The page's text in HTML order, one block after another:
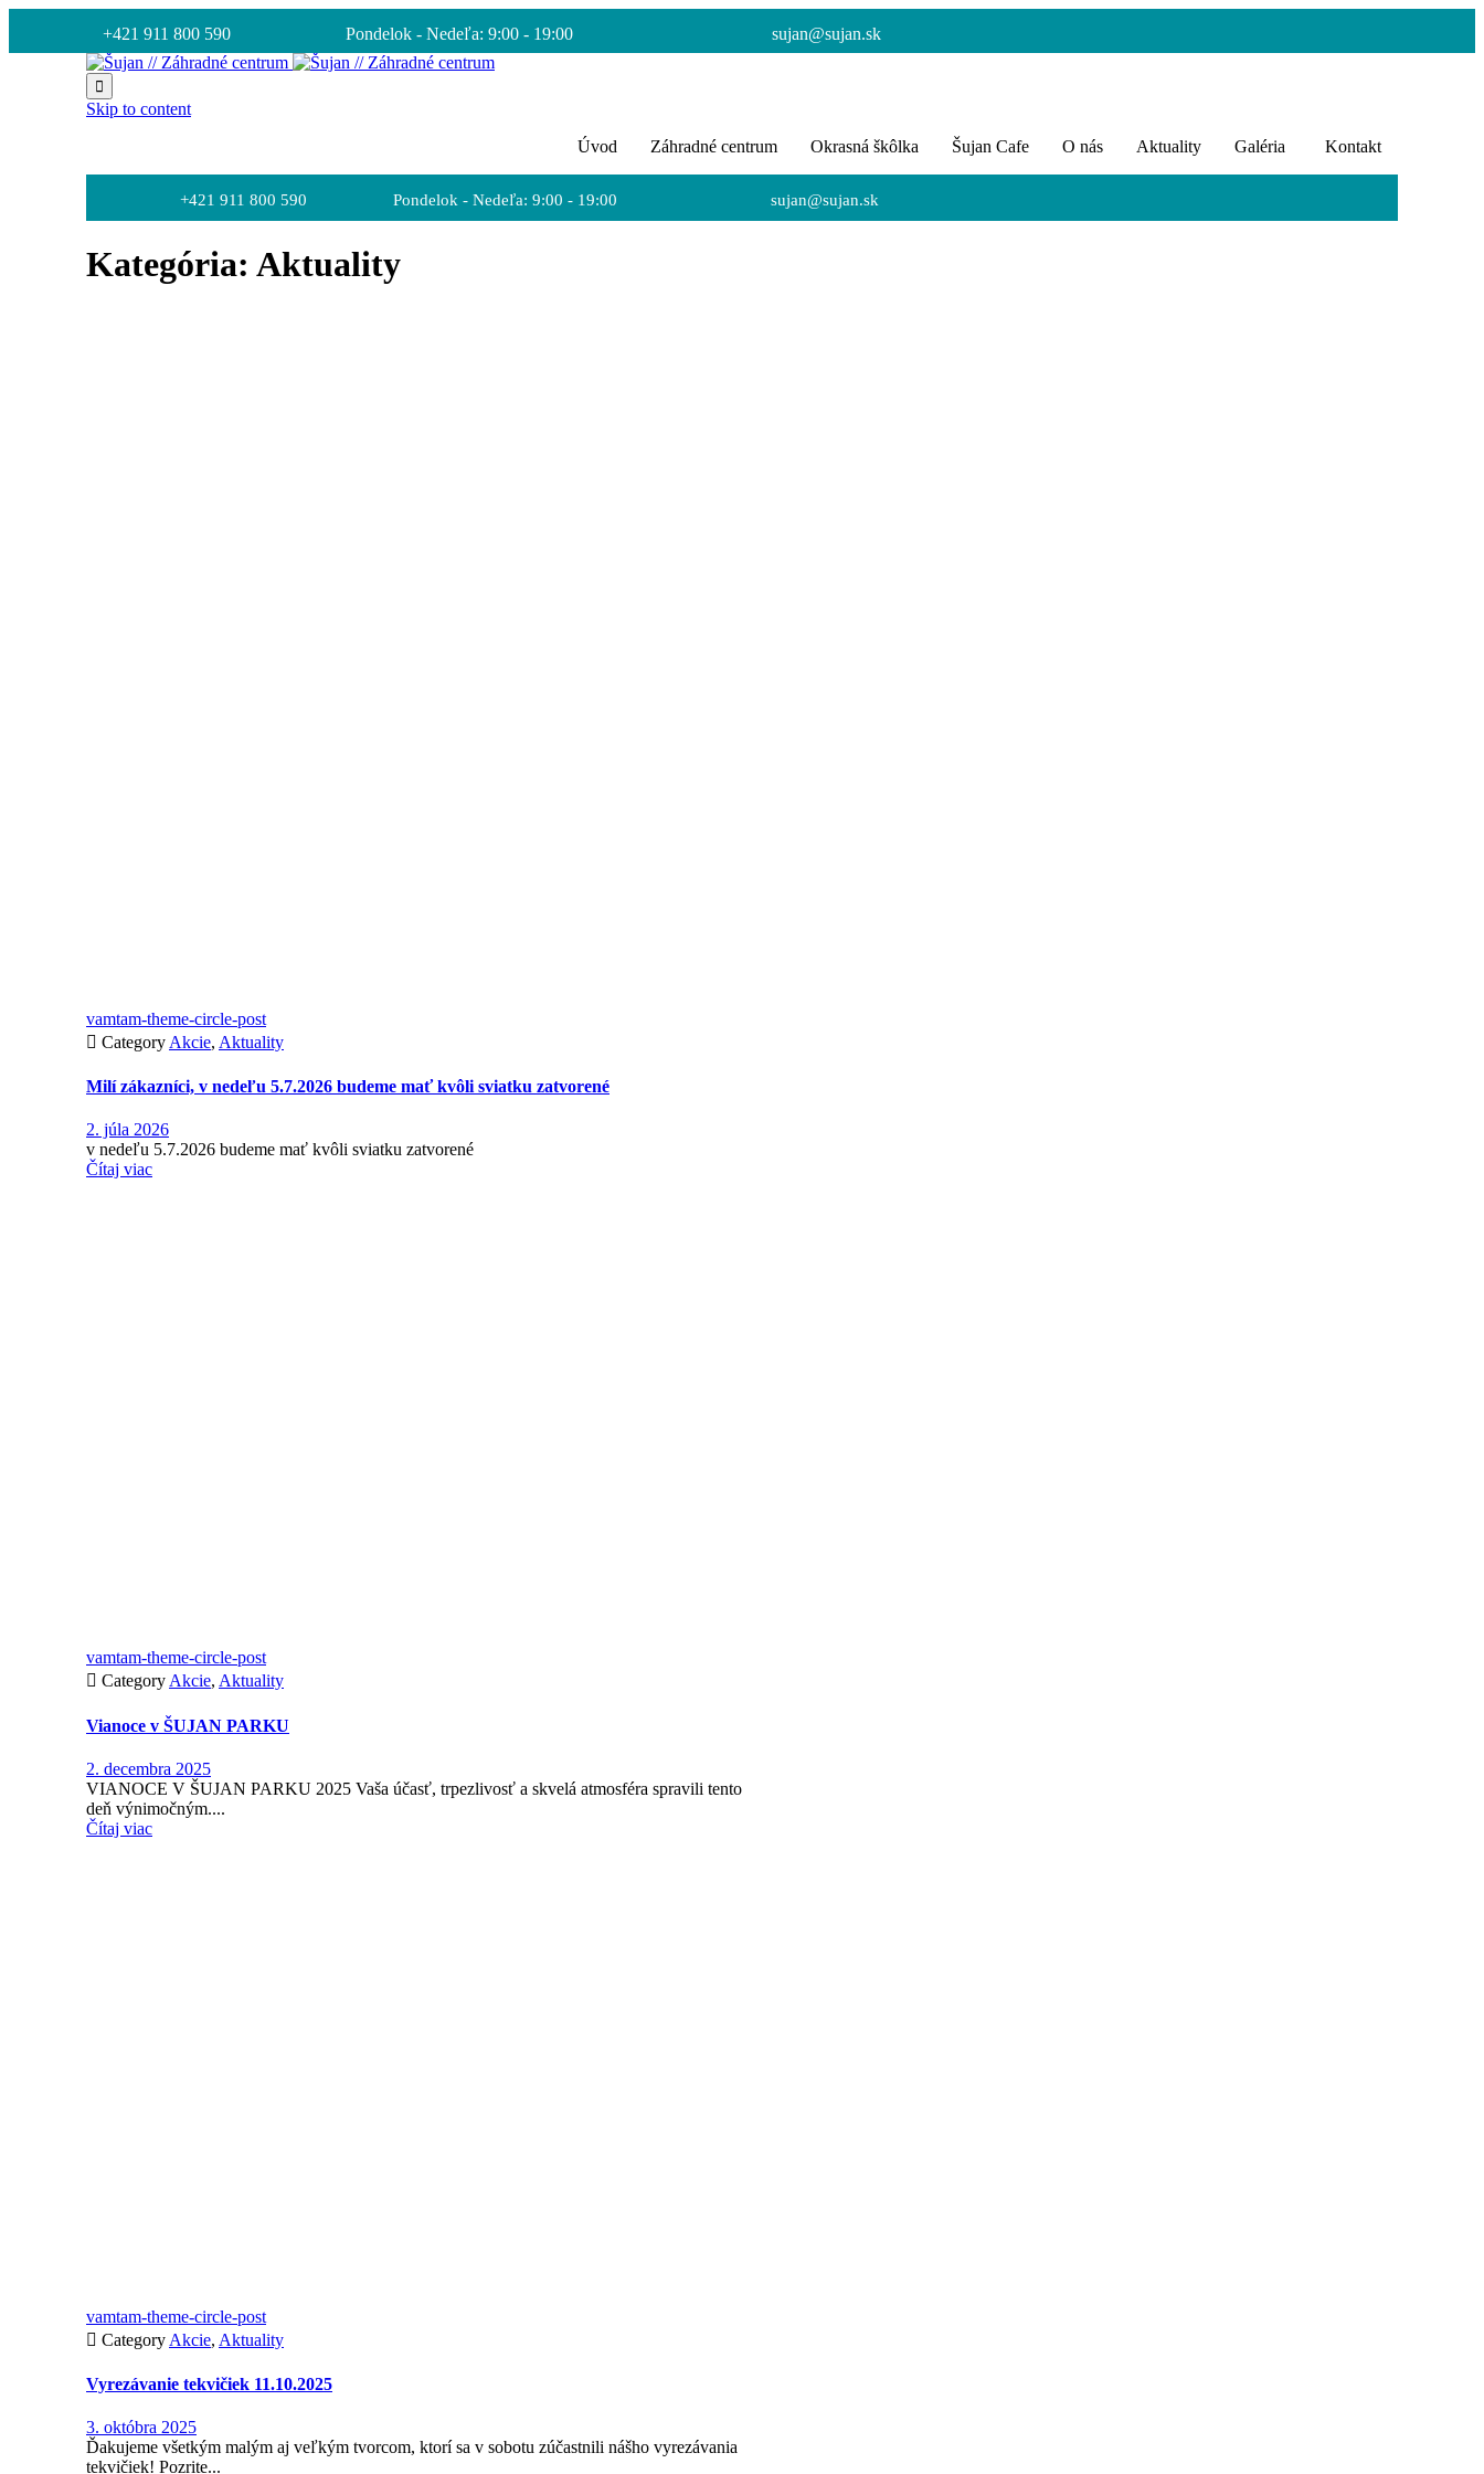
+421 911 800 590 Pondelok - Nedeľa: 9:00 - 19:00 sujan@sujan.sk

Skip to content
Úvod
Záhradné centrum Okrasná škôlka Šujan Cafe O nás Aktuality Galéria Kontakt
+421 911 800 590 Pondelok - Nedeľa: 9:00 - 19:00 sujan@sujan.sk
Kategória: Aktuality
vamtam-theme-circle-post
 Category Akcie, Aktuality
Milí zákazníci, v nedeľu 5.7.2026 budeme mať kvôli sviatku zatvorené
2. júla 2026
v nedeľu 5.7.2026 budeme mať kvôli sviatku zatvorené
Čítaj viac
vamtam-theme-circle-post
 Category Akcie, Aktuality
Vianoce v ŠUJAN PARKU
2. decembra 2025
VIANOCE V ŠUJAN PARKU 2025 Vaša účasť, trpezlivosť a skvelá atmosféra spravili tento
deň výnimočným....
Čítaj viac
vamtam-theme-circle-post
 Category Akcie, Aktuality
Vyrezávanie tekvičiek 11.10.2025
3. októbra 2025
Ďakujeme všetkým malým aj veľkým tvorcom, ktorí sa v sobotu zúčastnili nášho vyrezávania
tekvičiek! Pozrite...